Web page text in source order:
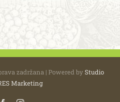
zadržana | Powered byStudio
Marketing